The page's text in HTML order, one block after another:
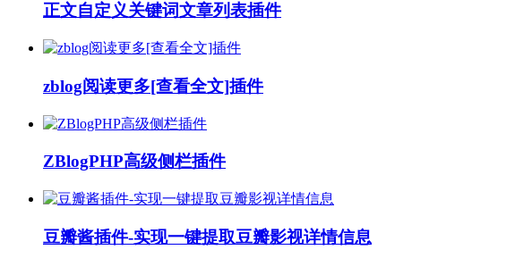
正文自定义关键词文章列表插件
zblog阅读更多[查看全文]插件
ZBlogPHP高级侧栏插件
豆瓣酱插件-实现一键提取豆瓣影视详情信息